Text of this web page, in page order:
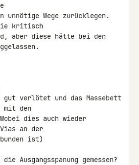
unnötige Wege zurücklegen.
kritisch
aber diese hätte bei den
verlötet und das Massebett
den
dies auch wieder
an der
ist)
Ausgangsspanung gemessen?